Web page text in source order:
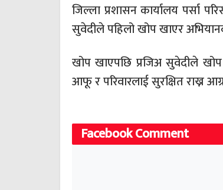
जिल्ला प्रशासन कार्यालय पर्सा
सुवेदीले पहिलो खोप खाएर
खोप खाएपछि प्रजिअ सुवेदीले
आफू र परिवारलाई सुरक्षित राख्न
Facebook Comment